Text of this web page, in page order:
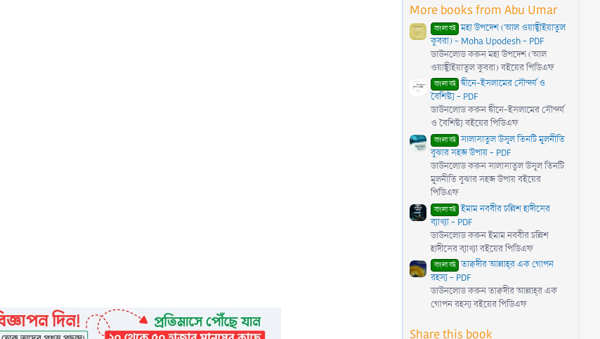
(
s
)
More books from Abu Umar
বাংলা বই মহা উপদেশ (আল ওয়াছ্বীইয়াতুল
কুবরা) - Moha Upodesh - PDF
ডাউনলোড করুন মহা উপদেশ (আল
ওয়াছ্বীইয়াতুল কুবরা) বইয়ের পিডিএফ
বাংলা বই দ্বীনে-ইসলামের সৌন্দর্য ও
বৈশিষ্ট্য - PDF
ডাউনলোড করুন দ্বীনে-ইসলামের সৌন্দর্য
ও বৈশিষ্ট্য বইয়ের পিডিএফ
বাংলা বই সালাসাতুল উসূল তিনটি মূলনীতি
বুঝার সহজ উপায় - PDF
ডাউনলোড করুন সালাসাতুল উসূল তিনটি
মূলনীতি বুঝার সহজ উপায় বইয়ের
পিডিএফ
বাংলা বই ইমাম নববীর চল্লিশ হাদীসের
ব্যাখ্যা - PDF
ডাউনলোড করুন ইমাম নববীর চল্লিশ
হাদীসের ব্যাখ্যা বইয়ের পিডিএফ
বাংলা বই তাক্বদীর আল্লাহ্‌র এক গোপন
রহস্য - PDF
ডাউনলোড করুন তাক্বদীর আল্লাহ্‌র এক
গোপন রহস্য বইয়ের পিডিএফ
Share this book